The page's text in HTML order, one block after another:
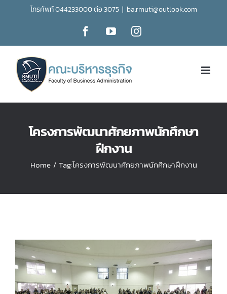
โทรศัพท์ 044233000 ต่อ 3075 | ba.rmuti@outlook.com
FacebookYouTubeInstagram
โครงการพัฒนาศักยภาพนักศึกษา
ฝึกงาน
Home / Tag:โครงการพัฒนาศักยภาพนักศึกษาฝึกงาน